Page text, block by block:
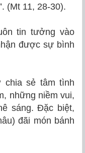
(Mt 11, 28-30).
tin tưởng vào
được sự bình
chia sẻ tâm tình
những niềm vui,
sáng. Đặc biệt,
đãi món bánh